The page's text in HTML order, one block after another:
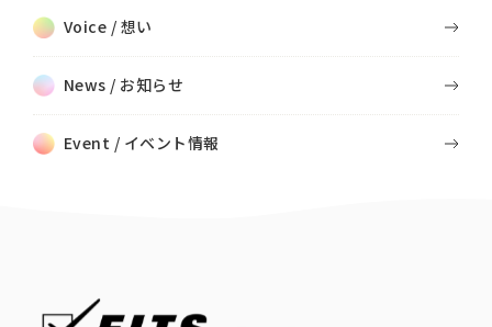
Voice / 想い
News / お知らせ
Event / イベント情報